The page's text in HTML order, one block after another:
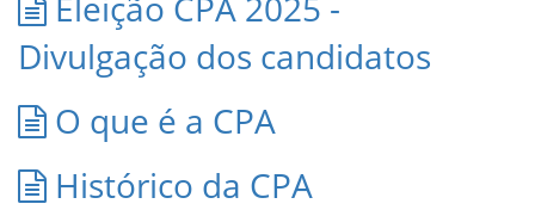
Divulgação dos candidatos
O que é a CPA
Histórico da CPA